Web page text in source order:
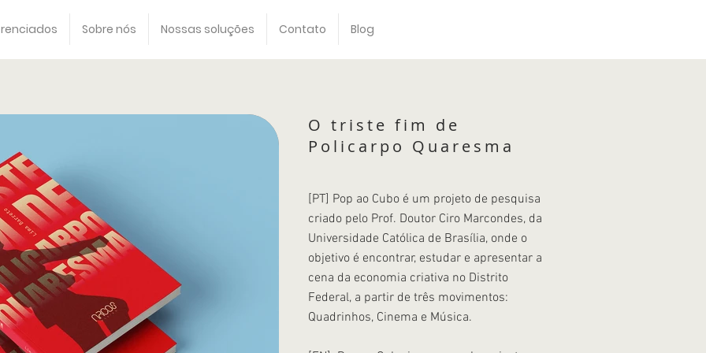
Sobre nós Nossas soluções Contato Blog
O triste fim de
Policarpo Quaresma
[PT] Pop ao Cubo é um projeto de pesquisa
criado pelo Prof. Doutor Ciro Marcondes, da
Universidade Católica de Brasília, onde o
objetivo é encontrar, estudar e apresentar a
cena da economia criativa no Distrito
Federal, a partir de três movimentos:
Quadrinhos, Cinema e Música.